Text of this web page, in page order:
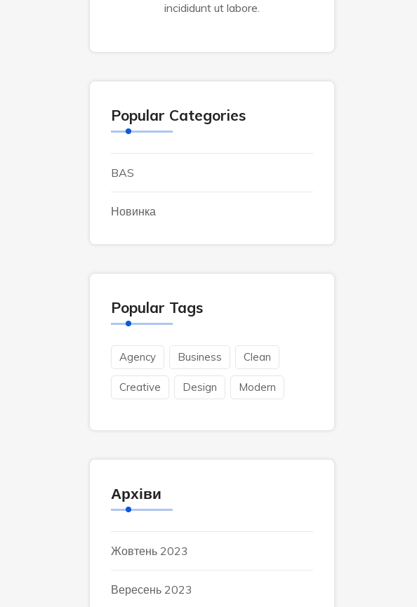
incididunt ut labore.
Popular Categories
BAS
Новинка
Popular Tags
Agency Business Clean
Creative Design Modern
Архіви
Жовтень 2023
Вересень 2023